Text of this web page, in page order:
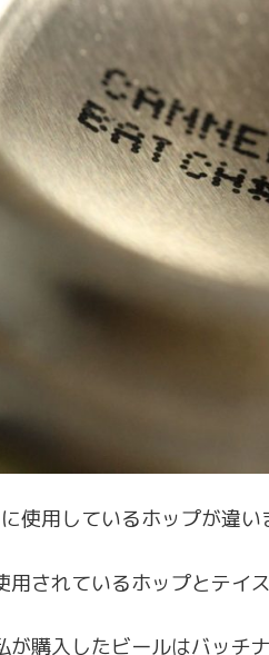
使用しているホップが違い
されているホップとテイ
が購入したビールはバッ